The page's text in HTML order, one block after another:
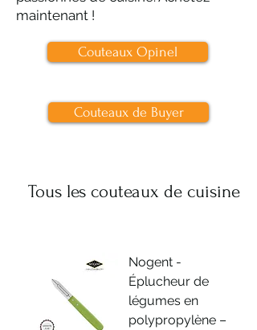
maintenant !
Couteaux Opinel
Couteaux de Buyer
Tous les couteaux de cuisine
Nogent -
Éplucheur de
légumes en
polypropylène –